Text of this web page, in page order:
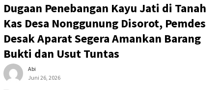
Dugaan Penebangan Kayu Jati di Tanah
Kas Desa Nonggunung Disorot, Pemdes
Desak Aparat Segera Amankan Barang
Bukti dan Usut Tuntas
Abi
Juni 26, 2026